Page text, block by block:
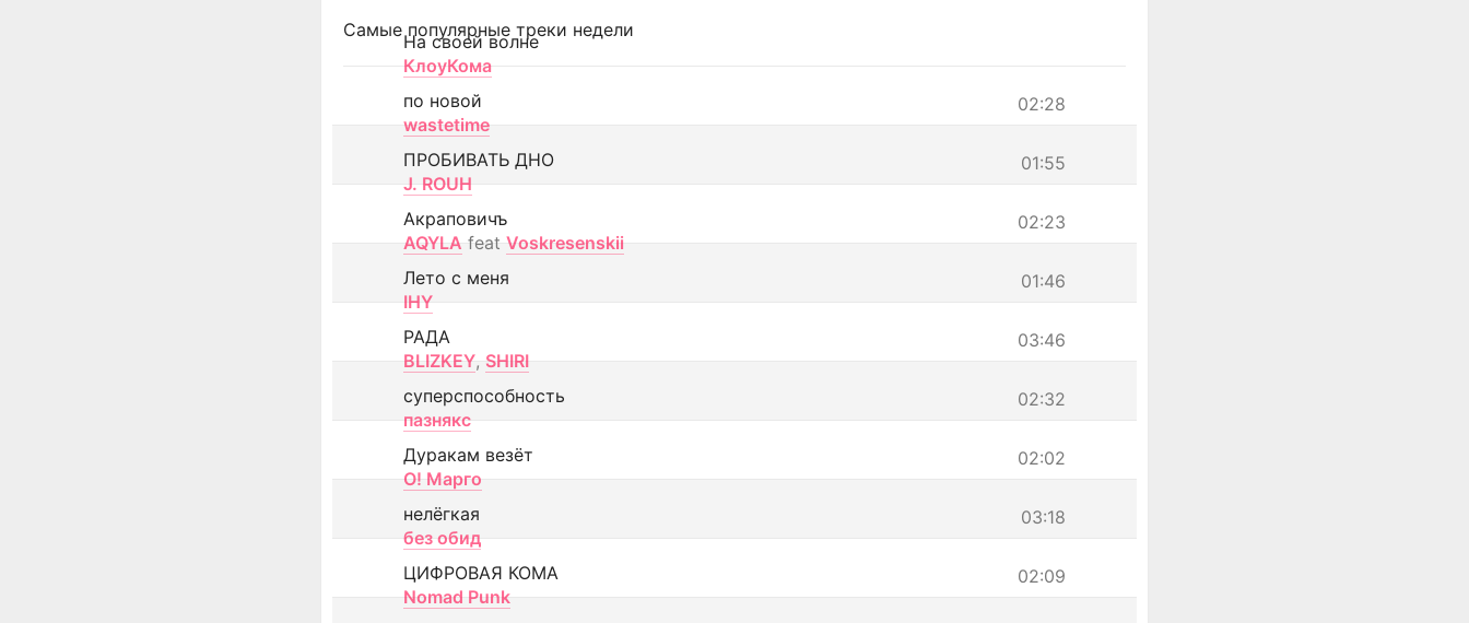
Самые популярные треки недели
На своей волне
КлоуКома
02:28
по новой
wastetime
01:55
ПРОБИВАТЬ ДНО
J. ROUH
02:23
Акраповичъ
AQYLA feat Voskresenskii
01:46
Лето с меня
IHY
03:46
РАДА
BLIZKEY, SHIRI
02:32
суперспособность
пазнякс
02:02
Дуракам везёт
О! Марго
03:18
нелёгкая
без обид
02:09
ЦИФРОВАЯ КОМА
Nomad Punk